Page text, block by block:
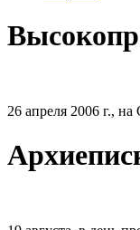
26 апреля 2006 г.,